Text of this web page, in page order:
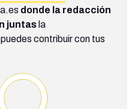
donde la redacción
juntas la
contribuir con tus